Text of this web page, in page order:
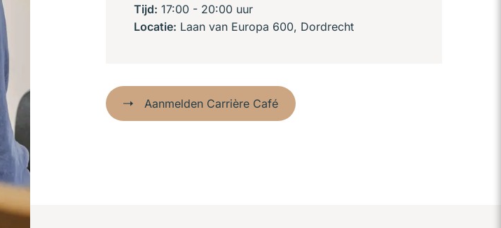
Tijd: 17:00 - 20:00 uur
Locatie: Laan van Europa 600, Dordrecht
Aanmelden Carrière Café